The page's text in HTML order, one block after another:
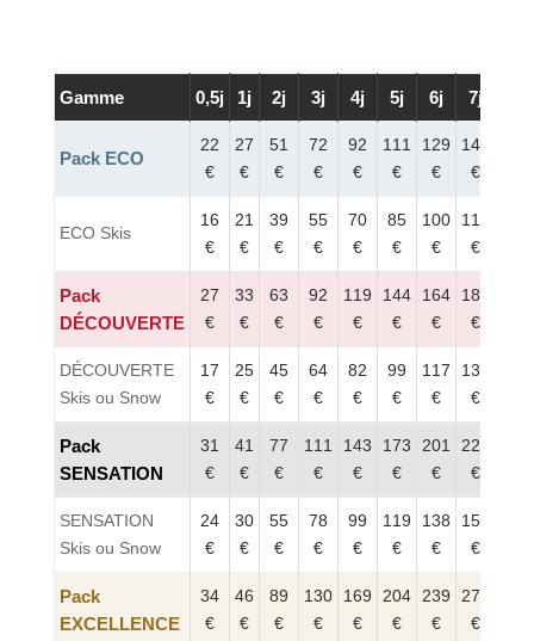
Gamme 0,5j 1j 2j 3j 4j 5j 6j 7j
Pack ECO
22
€
27
€
51
€
72
€
92
€
111
€
129
€
146
€
ECO Skis
16
€
21
€
39
€
55
€
70
€
85
€
100
€
113
€
Pack
DÉCOUVERTE
27
€
33
€
63
€
92
€
119
€
144
€
164
€
184
€
DÉCOUVERTE
Skis ou Snow
17
€
25
€
45
€
64
€
82
€
99
€
117
€
134
€
Pack
SENSATION
31
€
41
€
77
€
111
€
143
€
173
€
201
€
227
€
SENSATION
Skis ou Snow
24
€
30
€
55
€
78
€
99
€
119
€
138
€
157
€
Pack
EXCELLENCE
34
€
46
€
89
€
130
€
169
€
204
€
239
€
274
€